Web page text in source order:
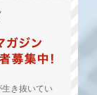
き抜いてい